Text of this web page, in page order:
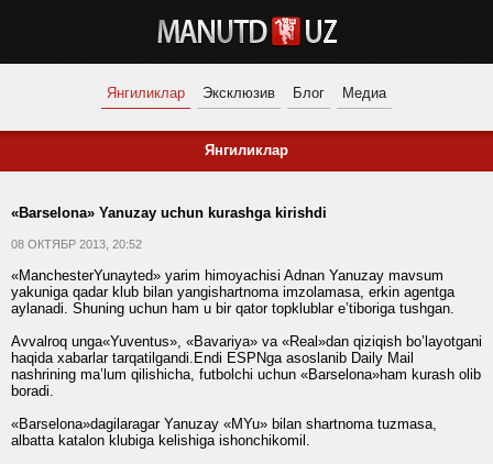
Янгиликлар Эксклюзив Блог Медиа
Янгиликлар
«Barselona» Yanuzay uchun kurashga kirishdi
08 ОКТЯБР 2013, 20:52
«ManchesterYunayted» yarim himoyachisi Adnan Yanuzay mavsum
yakuniga qadar klub bilan yangishartnoma imzolamasa, erkin agentga
aylanadi. Shuning uchun ham u bir qator topklublar e’tiboriga tushgan.
Avvalroq unga«Yuventus», «Bavariya» va «Real»dan qiziqish bo’layotgani
haqida xabarlar tarqatilgandi.Endi ESPNga asoslanib Daily Mail
nashrining ma’lum qilishicha, futbolchi uchun «Barselona»ham kurash olib
boradi.
«Barselona»dagilaragar Yanuzay «MYu» bilan shartnoma tuzmasa,
albatta katalon klubiga kelishiga ishonchikomil.